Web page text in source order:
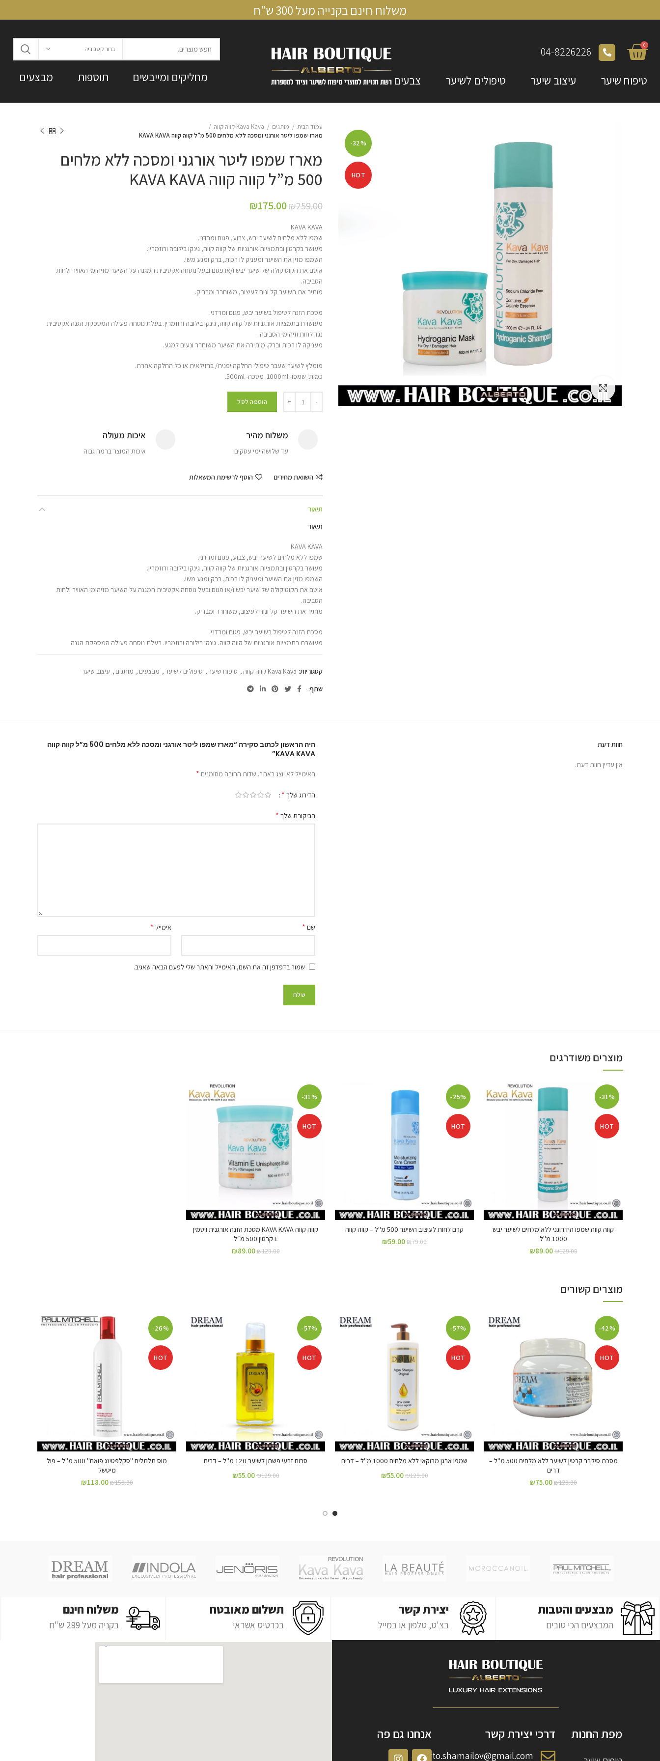
משלוח חינם בקנייה מעל 300 ש"ח
0
04-8226226
טיפוח שיער עיצוב שיער טיפולים לשיער צבעים
בחר קטגוריה
מחליקים ומייבשים תוספות מבצעים
-32%
HOT
Click to enlarge
עמוד הבית מותגים
Kava Kava קווה קווה
מארז שמפו ליטר אורגני ומסכה ללא מלחים 500 מ”ל קווה קווה KAVA KAVA
מארז שמפו ליטר אורגני ומסכה ללא מלחים
500 מ”ל קווה קווה KAVA KAVA
₪259.00
₪175.00
KAVA KAVA
שמפו ללא מלחים לשיער יבש, צבוע, פגום ומרדני.
מעושר בקרטין ובתמציות אורגניות של קווה קווה, גינקו בילובה ורוזמרין.
השמפו מזין את השיער ומעניק לו רכות, ברק ומגע משי.
אוטם את הקוטיקולה של שיער יבש ו/או פגום ובעל נוסחה אקטיבית המגנה על השיער מזיהומי האוויר ולחות
הסביבה.
מותיר את השיער קל ונוח לעיצוב, משוחרר ומבריק.
מסכת הזנה לטיפול בשיער יבש, פגום ומרדני.
מעושרת בתמציות אורגניות של קווה קווה, גינקו בילובה ורוזמרין. בעלת נוסחה פעילה המספקת הגנה אקטיבית
נגד לחות וזיהומי הסביבה.
מעניקה לו רכות וברק. מותירה את השיער משוחרר ונעים למגע.
מומלץ לשיער שעבר טיפולי החלקה יפנית/ ברזילאית או כל החלקה אחרת.
כמות: שמפו- 1000ml. מסכה- 500ml.
הוספה לסל
משלוח מהיר
עד שלושה ימי עסקים
איכות מעולה
איכות המוצר ברמה גבוה
השוואת מחירים הוסף לרשימת המשאלות
תיאור
תיאור
KAVA KAVA
שמפו ללא מלחים לשיער יבש, צבוע, פגום ומרדני.
מעושר בקרטין ובתמציות אורגניות של קווה קווה, גינקו בילובה ורוזמרין.
השמפו מזין את השיער ומעניק לו רכות, ברק ומגע משי.
אוטם את הקוטיקולה של שיער יבש ו/או פגום ובעל נוסחה אקטיבית המגנה על השיער מזיהומי האוויר ולחות
הסביבה.
מותיר את השיער קל ונוח לעיצוב, משוחרר ומבריק.
מסכת הזנה לטיפול בשיער יבש, פגום ומרדני.
מעושרת בתמציות אורגניות של קווה קווה, גינקו בילובה ורוזמרין. בעלת נוסחה פעילה המספקת הגנה
מומלץ לשיער שעבר טיפולי החלקה יפנית/ ברזילאית או כל החלקה אחרת.
כמות: שמפו- 1000ml. מסכה- 500ml.
קטגוריות: Kava Kava קווה קווה , טיפוח שיער , טיפולים לשיער , מבצעים , מותגים , עיצוב שיער
שתף
חוות דעת
אין עדיין חוות דעת.
היה הראשון לכתוב סקירה “מארז שמפו ליטר אורגני ומסכה ללא מלחים 500 מ”ל קווה קווה
KAVA KAVA”
האימייל לא יוצג באתר. שדות החובה מסומנים *
הדירוג שלך *
הביקורת שלך *
שם * אימייל *
שמור בדפדפן זה את השם, האימייל והאתר שלי לפעם הבאה שאגיב.
מוצרים משודרגים
-31%
HOT
קווה קווה שמפו הידרוגני ללא מלחים לשיער יבש
1000 מ"ל
₪129.00
₪89.00
-25%
HOT
קרם לחות לעיצוב השיער 500 מ"ל – קווה קווה
₪79.00
₪59.00
-31%
HOT
קווה קווה KAVA KAVA מסכת הזנה אורגנית ויטמין
E קרטין 500 מ״ל
₪129.00
₪89.00
מוצרים קשורים
-42%
HOT
מסכת סילבר קרטין לשיער ללא מלחים 500 מ"ל –
דרים
₪129.00
₪75.00
-57%
HOT
שמפו ארגן מרוקאי ללא מלחים 1000 מ"ל – דרים
₪129.00
₪55.00
-57%
HOT
סרום זרעי פשתן לשיער 120 מ"ל – דרים
₪129.00
₪55.00
-26%
HOT
מוס תלתלים "סקלפטינג פואם" 500 מ"ל – פול
מיטשל
₪159.00
₪118.00
מבצעים והטבות
המבצעים הכי טובים
יצירת קשר
בצ'ט, טלפון או במייל
תשלום מאובטח
בכרטיס אשראי
משלוח חינם
בקניה מעל 299 ש"ח
מפת החנות דרכי יצירת קשר
alberto.shamailov@gmail.com
אנחנו גם פה